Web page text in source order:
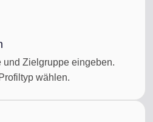
und Zielgruppe eingeben.
wählen.